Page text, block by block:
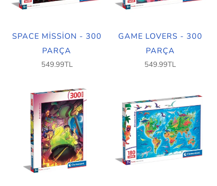
SPACE MISSION - 300
PARÇA
549.99TL
GAME LOVERS - 300
PARÇA
549.99TL